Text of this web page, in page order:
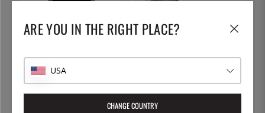
ADE
Bambu - ADE
649:-
ÖSTLIN
ARE YOU IN THE RIGHT PLACE?
USA
CHANGE COUNTRY